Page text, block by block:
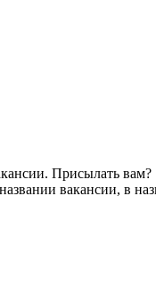
Присылать вам?
вакансии, в